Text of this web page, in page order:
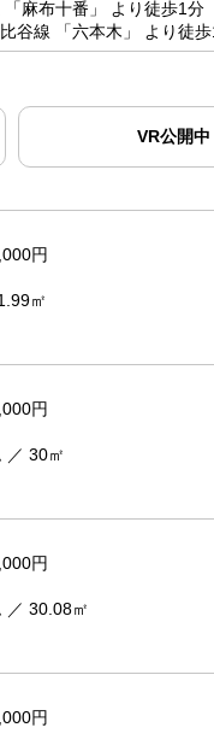
麻布十番」 より徒歩1分
谷線 「六本木」 より徒
VR公開中
円
㎡
円
／ 30㎡
円
／ 30.08㎡
円